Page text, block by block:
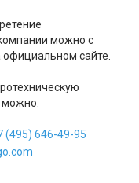
можно с
сайте.
можно:
(495) 646-49-95